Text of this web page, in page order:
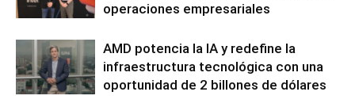
operaciones empresariales
AMD potencia la IA y redefine la
infraestructura tecnológica con una
oportunidad de 2 billones de dólares